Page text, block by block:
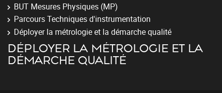
BUT Mesures Physiques (MP)
Parcours Techniques d'instrumentation
Déployer la métrologie et la démarche qualité
DÉPLOYER LA MÉTROLOGIE ET LA
DÉMARCHE QUALITÉ